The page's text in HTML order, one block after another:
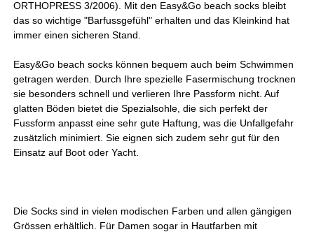
ORTHOPRESS 3/2006). Mit den Easy&Go beach socks bleibt
das so wichtige "Barfussgefühl" erhalten und das Kleinkind hat
immer einen sicheren Stand.
Easy&Go beach socks können bequem auch beim Schwimmen
getragen werden. Durch Ihre spezielle Fasermischung trocknen
sie besonders schnell und verlieren Ihre Passform nicht. Auf
glatten Böden bietet die Spezialsohle, die sich perfekt der
Fussform anpasst eine sehr gute Haftung, was die Unfallgefahr
zusätzlich minimiert. Sie eignen sich zudem sehr gut für den
Einsatz auf Boot oder Yacht.
Die Socks sind in vielen modischen Farben und allen gängigen
Grössen erhältlich. Für Damen sogar in Hautfarben mit